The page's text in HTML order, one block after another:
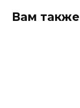
Вам